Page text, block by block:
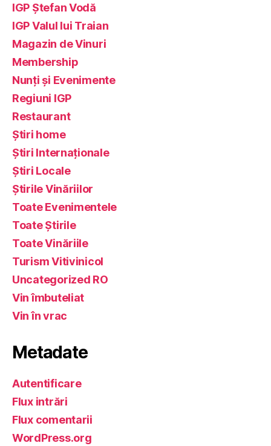
IGP Ștefan Vodă
IGP Valul lui Traian
Magazin de Vinuri
Membership
Nunți și Evenimente
Regiuni IGP
Restaurant
Știri home
Știri Internaționale
Știri Locale
Știrile Vinăriilor
Toate Evenimentele
Toate Știrile
Toate Vinăriile
Turism Vitivinicol
Uncategorized RO
Vin îmbuteliat
Vin în vrac
Metadate
Autentificare
Flux intrări
Flux comentarii
WordPress.org